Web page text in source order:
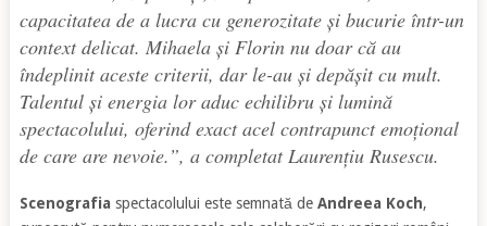
capacitatea de a lucra cu generozitate și bucurie într-un
context delicat. Mihaela și Florin nu doar că au
îndeplinit aceste criterii, dar le-au și depășit cu mult.
Talentul și energia lor aduc echilibru și lumină
spectacolului, oferind exact acel contrapunct emoțional
de care are nevoie.”, a completat Laurențiu Rusescu.
Scenografia spectacolului este semnată de Andreea Koch,